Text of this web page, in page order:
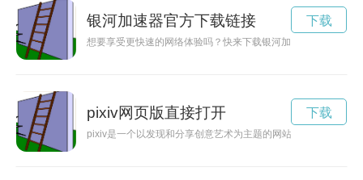
银河加速器官方下载链接
想要享受更快速的网络体验吗？快来下载银河加速器官方版本
下载
pixiv网页版直接打开
pixiv是一个以发现和分享创意艺术为主题的网站，其入口为用
下载